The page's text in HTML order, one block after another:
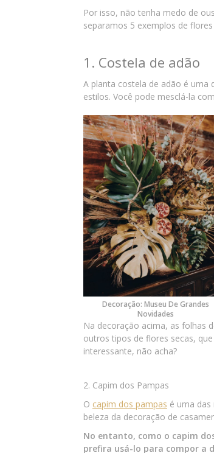
Por isso, não tenha medo de
separamos 5 exemplos de
1. Costela de adão
A planta costela de adão é uma
estilos. Você pode mesclá-la
Decoração: Museu De Grandes
Novidades
Na decoração acima, as folhas
outros tipos de flores secas,
interessante, não acha?
2. Capim dos Pampas
O capim dos pampas é uma
beleza da decoração de
No entanto, como o capim
prefira usá-lo para compor a